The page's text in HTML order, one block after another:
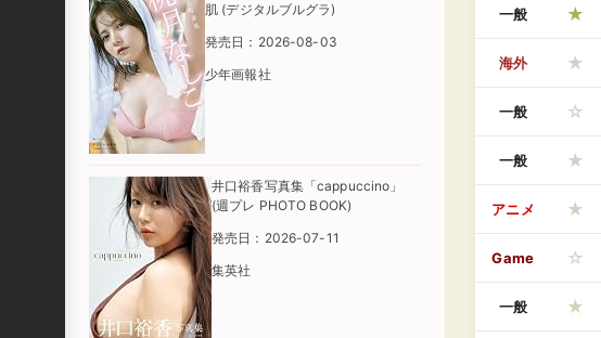
肌 (デジタルブルグラ)
発売日：2026-08-03
少年画報社
井口裕香写真集「cappuccino」
(週プレ PHOTO BOOK)
発売日：2026-07-11
集英社
一般 ★
海外 ★
一般 ☆
一般 ★
アニメ ★
Game ☆
一般 ★